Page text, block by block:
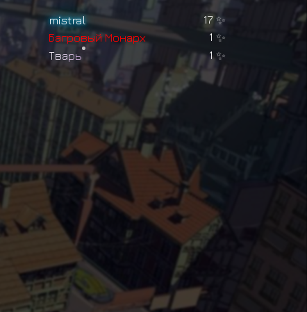
mistral 17 ✨
Багровый Монарх 1 ✨
Тварь 1✨